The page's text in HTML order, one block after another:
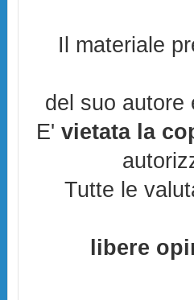
Il materiale
del suo
E'vietata la
Tutte le
libere